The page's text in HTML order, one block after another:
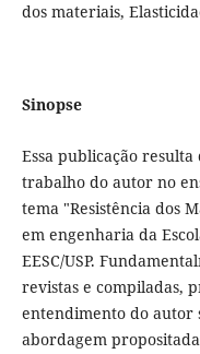
dos materiais,
Sinopse
Essa publicação
trabalho do autor no
tema "Resistência dos
em engenharia da
EESC/USP.
revistas e compiladas,
entendimento do autor
abordagem